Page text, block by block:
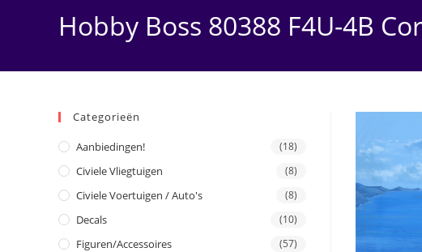
Hobby Boss 80388 F4U-4B
Categorieën
Aanbiedingen! (18)
Civiele Vliegtuigen (8)
Civiele Voertuigen / Auto's (8)
Decals (10)
Figuren/Accessoires (57)